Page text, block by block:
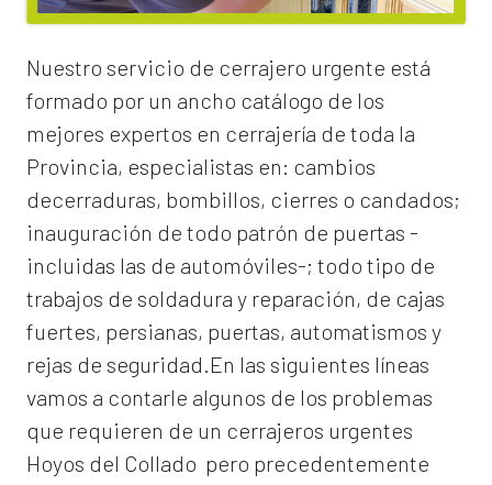
Nuestro servicio de cerrajero urgente está
formado por un ancho catálogo de los
mejores expertos en cerrajería de toda la
Provincia, especialistas en: cambios
decerraduras, bombillos, cierres o candados;
inauguración de todo patrón de puertas -
incluidas las de automóviles-; todo tipo de
trabajos de soldadura y reparación, de cajas
fuertes, persianas, puertas, automatismos y
rejas de seguridad.En las siguientes líneas
vamos a contarle algunos de los problemas
que requieren de un cerrajeros urgentes
Hoyos del Collado pero precedentemente